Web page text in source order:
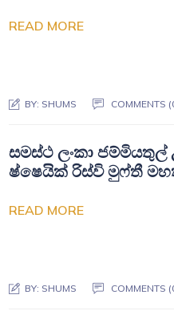
READ MORE
BY: SHUMS COMMENTS
සමස්ථ ලංකා ජම්මියතුල්
ෂ්ෂෙයික් රිස්වි මුෆ්තී
READ MORE
BY: SHUMS COMMENTS